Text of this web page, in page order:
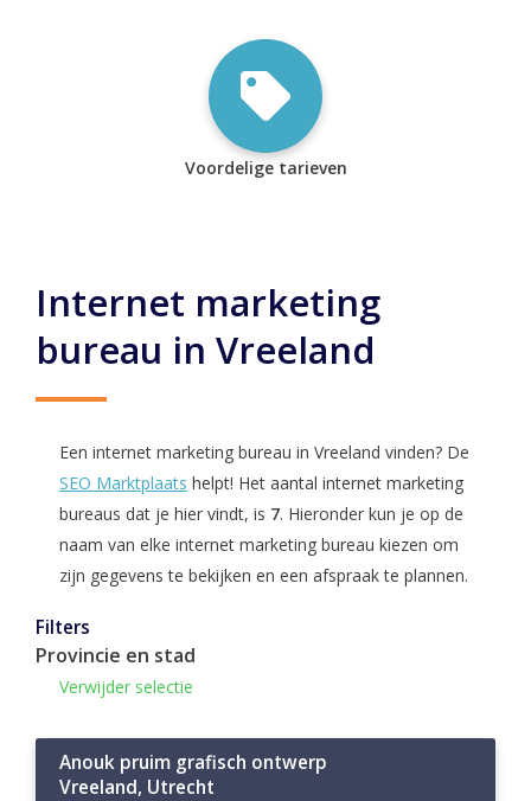
Voordelige tarieven
Internet marketing
bureau in Vreeland
Een internet marketing bureau in Vreeland vinden? De
SEO Marktplaats helpt! Het aantal internet marketing
bureaus dat je hier vindt, is 7. Hieronder kun je op de
naam van elke internet marketing bureau kiezen om
zijn gegevens te bekijken en een afspraak te plannen.
Filters
Provincie en stad
Verwijder selectie
Anouk pruim grafisch ontwerp
Vreeland, Utrecht